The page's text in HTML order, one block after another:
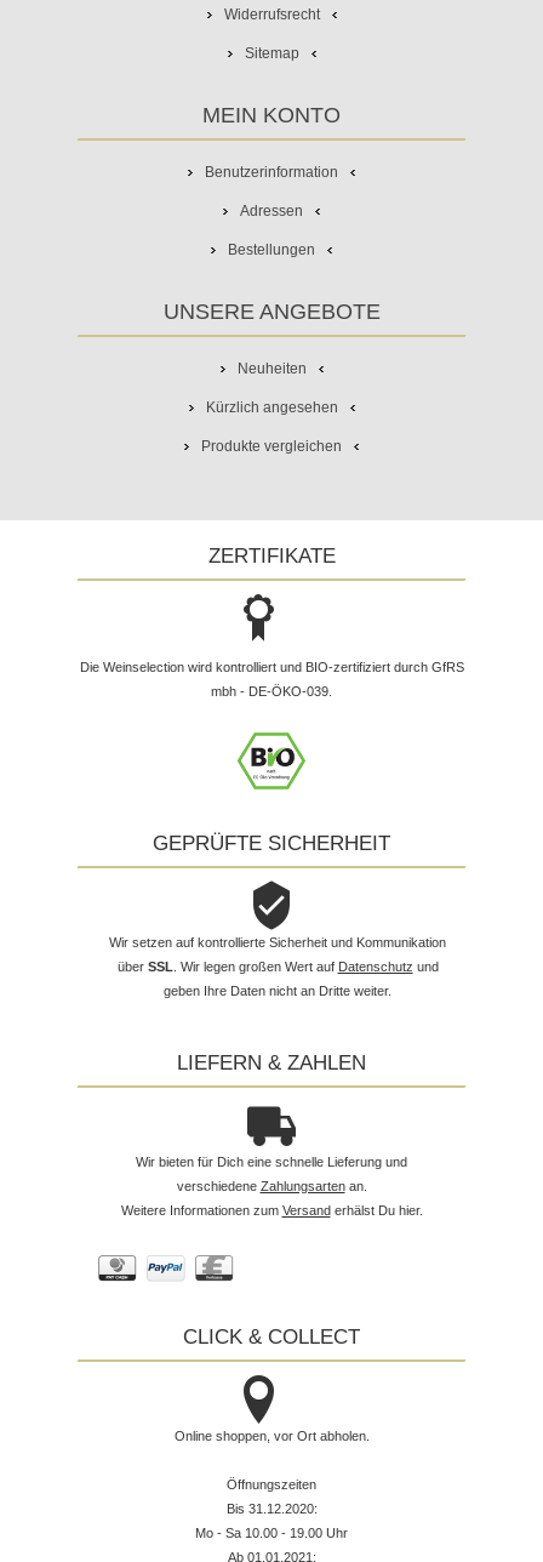
Widerrufsrecht
Sitemap
MEIN KONTO
Benutzerinformation
Adressen
Bestellungen
UNSERE ANGEBOTE
Neuheiten
Kürzlich angesehen
Produkte vergleichen
ZERTIFIKATE
Die Weinselection wird kontrolliert und BIO-zertifiziert durch GfRS
mbh - DE-ÖKO-039.
GEPRÜFTE SICHERHEIT
Wir setzen auf kontrollierte Sicherheit und Kommunikation
über SSL . Wir legen großen Wert auf Datenschutz und
geben Ihre Daten nicht an Dritte weiter.
LIEFERN & ZAHLEN
Wir bieten für Dich eine schnelle Lieferung und
verschiedene Zahlungsartenan.
Weitere Informationen zum Versanderhälst Du hier.
CLICK & COLLECT
Online shoppen, vor Ort abholen.
Öffnungszeiten
Bis 31.12.2020:
Mo - Sa 10.00 - 19.00 Uhr
Ab 01.01.2021: